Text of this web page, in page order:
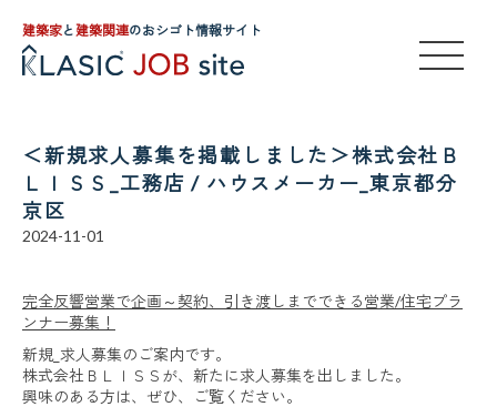
建築家と建築関連のおシゴト情報サイト
＜新規求人募集を掲載しました＞株式会社Ｂ
ＬＩＳＳ_工務店 / ハウスメーカー_東京都分
京区
2024-11-01
完全反響営業で企画～契約、引き渡しまでできる営業/住宅プラ
ンナー募集！
新規_求人募集のご案内です。
株式会社ＢＬＩＳＳが、新たに求人募集を出しました。
興味のある方は、ぜひ、ご覧ください。